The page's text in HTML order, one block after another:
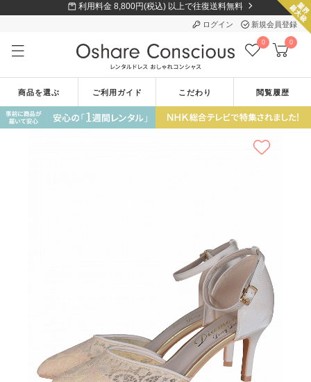
利用料金 8,800円(税込) 以上で往復送料無料
ログイン 新規会員登録
0 0
商品を選ぶ ご利用ガイド こだわり 閲覧履歴